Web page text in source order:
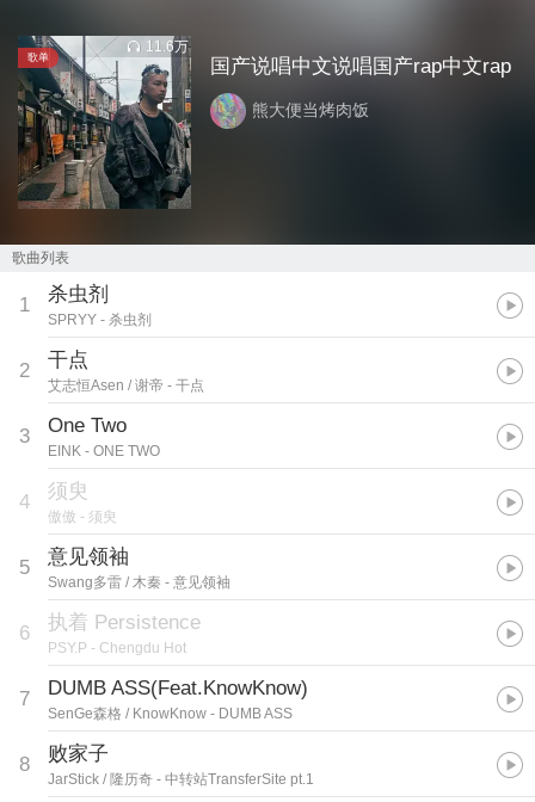
歌单
11.6万
国产说唱中文说唱国产rap中文rap
熊大便当烤肉饭
歌曲列表
1 杀虫剂
SPRYY - 杀虫剂
2 干点
艾志恒Asen / 谢帝 - 干点
3 One Two
EINK - ONE TWO
4 须臾
傲傲 - 须臾
5 意见领袖
Swang多雷 / 木秦 - 意见领袖
6 执着 Persistence
PSY.P - Chengdu Hot
7 DUMB ASS(Feat.KnowKnow)
SenGe森格 / KnowKnow - DUMB ASS
8 败家子
JarStick / 隆历奇 - 中转站TransferSite pt.1